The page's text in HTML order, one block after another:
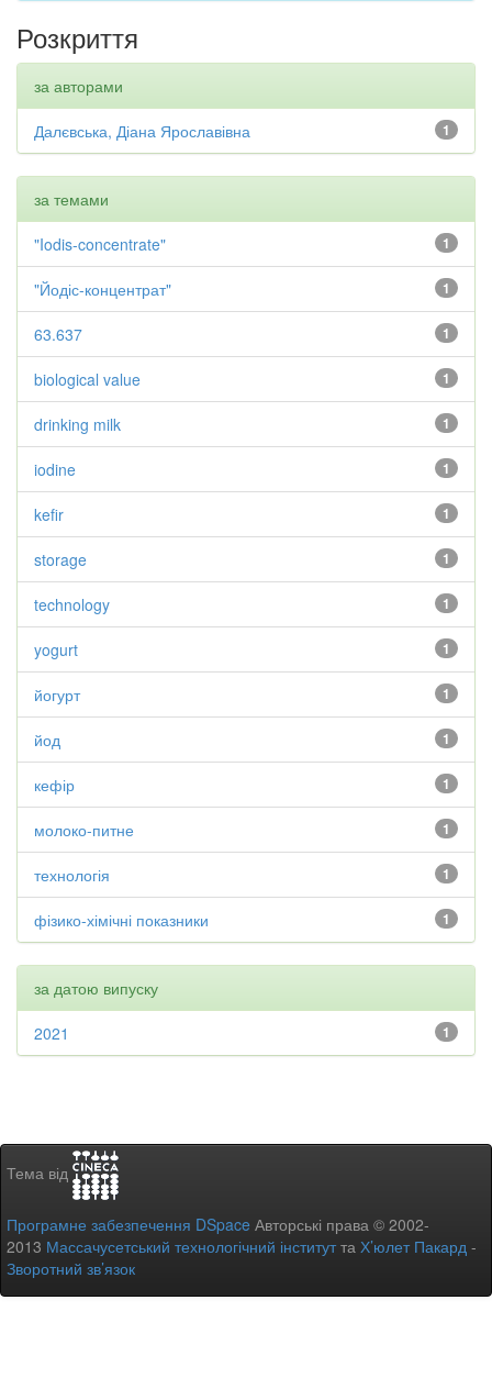
Розкриття
за авторами
1
Далєвська, Діана Ярославівна
за темами
1
"Iodis-concentrate"
1
"Йодіс-концентрат"
1
63.637
1
biological value
1
drinking milk
1
iodine
1
kefir
1
storage
1
technology
1
yogurt
1
йогурт
1
йод
1
кефір
1
молоко-питне
1
технологія
1
фізико-хімічні показники
за датою випуску
1
2021
Тема від
Програмне забезпечення DSpace Авторські права © 2002-
2013 Массачусетський технологічний інститутта Х’юлет Пакард -
Зворотний зв’язок